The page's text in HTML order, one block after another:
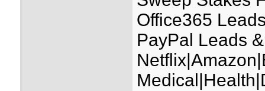
Office365
PayPal Leads